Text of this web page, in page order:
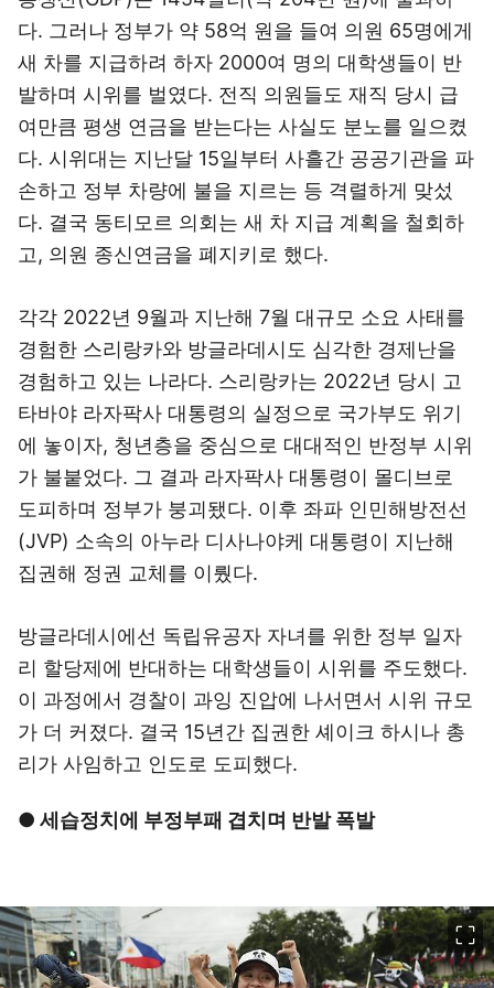
다. 그러나 정부가 약 58억 원을 들여 의원 65명에게
새 차를 지급하려 하자 2000여 명의 대학생들이 반
발하며 시위를 벌였다. 전직 의원들도 재직 당시 급
여만큼 평생 연금을 받는다는 사실도 분노를 일으켰
다. 시위대는 지난달 15일부터 사흘간 공공기관을 파
손하고 정부 차량에 불을 지르는 등 격렬하게 맞섰
다. 결국 동티모르 의회는 새 차 지급 계획을 철회하
고, 의원 종신연금을 폐지키로 했다.
각각 2022년 9월과 지난해 7월 대규모 소요 사태를
경험한 스리랑카와 방글라데시도 심각한 경제난을
경험하고 있는 나라다. 스리랑카는 2022년 당시 고
타바야 라자팍사 대통령의 실정으로 국가부도 위기
에 놓이자, 청년층을 중심으로 대대적인 반정부 시위
가 불붙었다. 그 결과 라자팍사 대통령이 몰디브로
도피하며 정부가 붕괴됐다. 이후 좌파 인민해방전선
(JVP) 소속의 아누라 디사나야케 대통령이 지난해
집권해 정권 교체를 이뤘다.
방글라데시에선 독립유공자 자녀를 위한 정부 일자
리 할당제에 반대하는 대학생들이 시위를 주도했다.
이 과정에서 경찰이 과잉 진압에 나서면서 시위 규모
가 더 커졌다. 결국 15년간 집권한 셰이크 하시나 총
리가 사임하고 인도로 도피했다.
● 세습정치에 부정부패 겹치며 반발 폭발